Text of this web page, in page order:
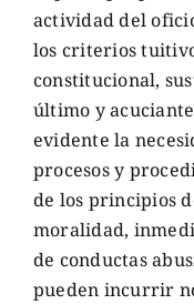
actividad del
los criterios
constitucional,
último y
evidente la
procesos y
de los principios
moralidad,
de conductas
pueden incurrir